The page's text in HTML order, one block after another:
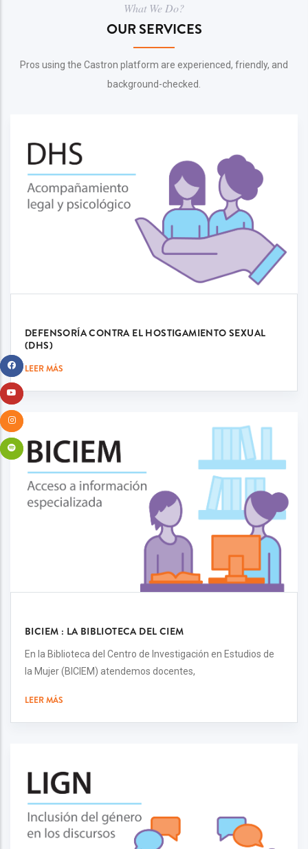
What We Do?
OUR SERVICES
Pros using the Castron platform are experienced, friendly, and
background-checked.
DEFENSORÍA CONTRA EL HOSTIGAMIENTO SEXUAL
(DHS)
LEER MÁS
BICIEM : LA BIBLIOTECA DEL CIEM
En la Biblioteca del Centro de Investigación en Estudios de
la Mujer (BICIEM) atendemos docentes,
LEER MÁS